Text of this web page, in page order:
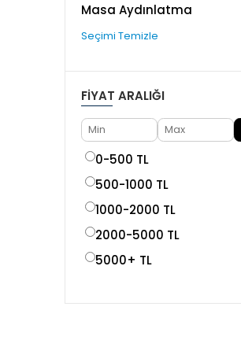
Masa Aydınlatma
Seçimi Temizle
FIYAT ARALIĞI
0-500 TL
500-1000 TL
1000-2000 TL
2000-5000 TL
5000+ TL